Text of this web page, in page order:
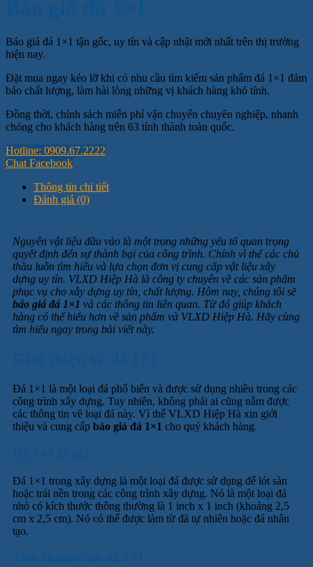
Báo giá đá 1×1 tận gốc, uy tín và cập nhật mới nhất trên thị trường
hiện nay.
Đặt mua ngay kẻo lỡ khi có nhu cầu tìm kiếm sản phẩm đá 1×1 đảm
bảo chất lượng, làm hài lòng những vị khách hàng khó tính.
Đồng thời, chính sách miễn phí vận chuyển chuyên nghiệp, nhanh
chóng cho khách hàng trên 63 tỉnh thành toàn quốc.
Hotline: 0909.67.2222
Chat Facebook
Thông tin chi tiết
Đánh giá (0)
Nguyên vật liệu đầu vào là một trong những yếu tố quan trọng
quyết định đến sự thành bại của công trình. Chính vì thế các chủ
thầu luôn tìm hiểu và lựa chọn đơn vị cung cấp vật liệu xây
dựng uy tín. VLXD Hiệp Hà là công ty chuyên về các sản phẩm
phục vụ cho xây dựng uy tín, chất lượng. Hôm nay, chúng tôi sẽ
báo giá đá 1×1 và các thông tin liên quan. Từ đó giúp khách
hàng có thể hiểu hơn về sản phẩm và VLXD Hiệp Hà. Hãy cùng
tìm hiểu ngay trong bài viết này.
Đá 1×1 là một loại đá phổ biến và được sử dụng nhiều trong các
công trình xây dựng. Tuy nhiên, không phải ai cũng nắm được
các thông tin vê loại đá này. Vì thế VLXD Hiệp Hà xin giới
thiệu và cung cấp báo giá đá 1×1 cho quý khách hàng.
Đá 1×1 trong xây dựng là một loại đá được sử dụng để lót sàn
hoặc trải nền trong các công trình xây dựng. Nó là một loại đá
nhỏ có kích thước thông thường là 1 inch x 1 inch (khoảng 2,5
cm x 2,5 cm). Nó có thể được làm từ đá tự nhiên hoặc đá nhân
tạo.